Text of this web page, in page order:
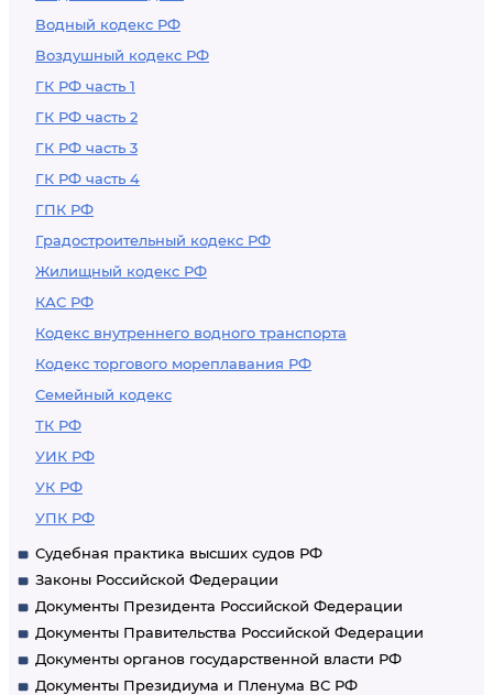
Водный кодекс РФ
Воздушный кодекс РФ
ГК РФ часть 1
ГК РФ часть 2
ГК РФ часть 3
ГК РФ часть 4
ГПК РФ
Градостроительный кодекс РФ
Жилищный кодекс РФ
КАС РФ
Кодекс внутреннего водного транспорта
Кодекс торгового мореплавания РФ
Семейный кодекс
ТК РФ
УИК РФ
УК РФ
УПК РФ
Судебная практика высших судов РФ
Законы Российской Федерации
Документы Президента Российской Федерации
Документы Правительства Российской Федерации
Документы органов государственной власти РФ
Документы Президиума и Пленума ВС РФ